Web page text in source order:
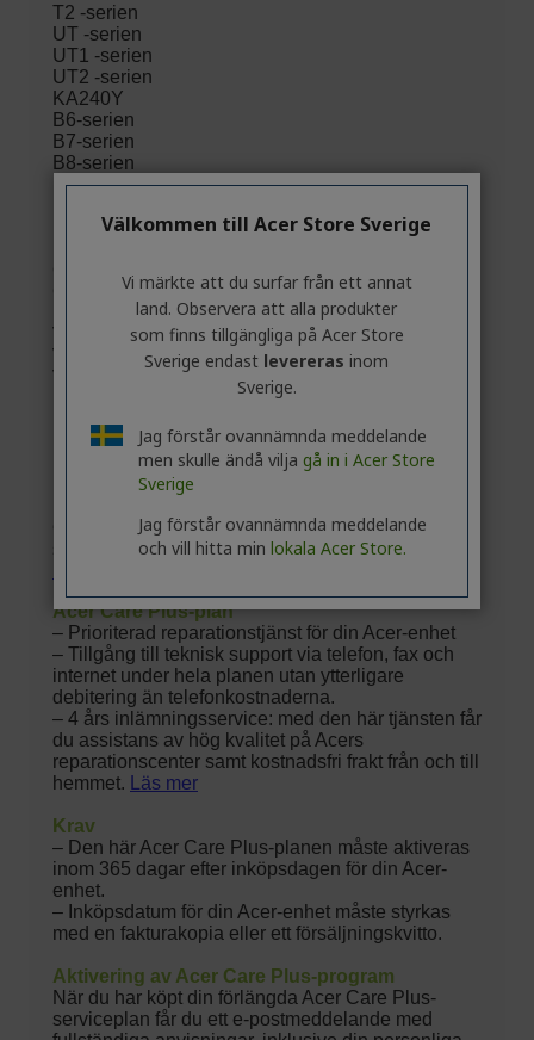
Välkommen till Acer Store Sverige
Vi märkte att du surfar från ett annat
land. Observera att alla produkter
som finns tillgängliga på Acer Store
Sverige endast levereras inom
Sverige.
Jag förstår ovannämnda meddelande
men skulle ändå vilja gå in i Acer Store
Sverige
Jag förstår ovannämnda meddelande
och vill hitta min lokala Acer Store.